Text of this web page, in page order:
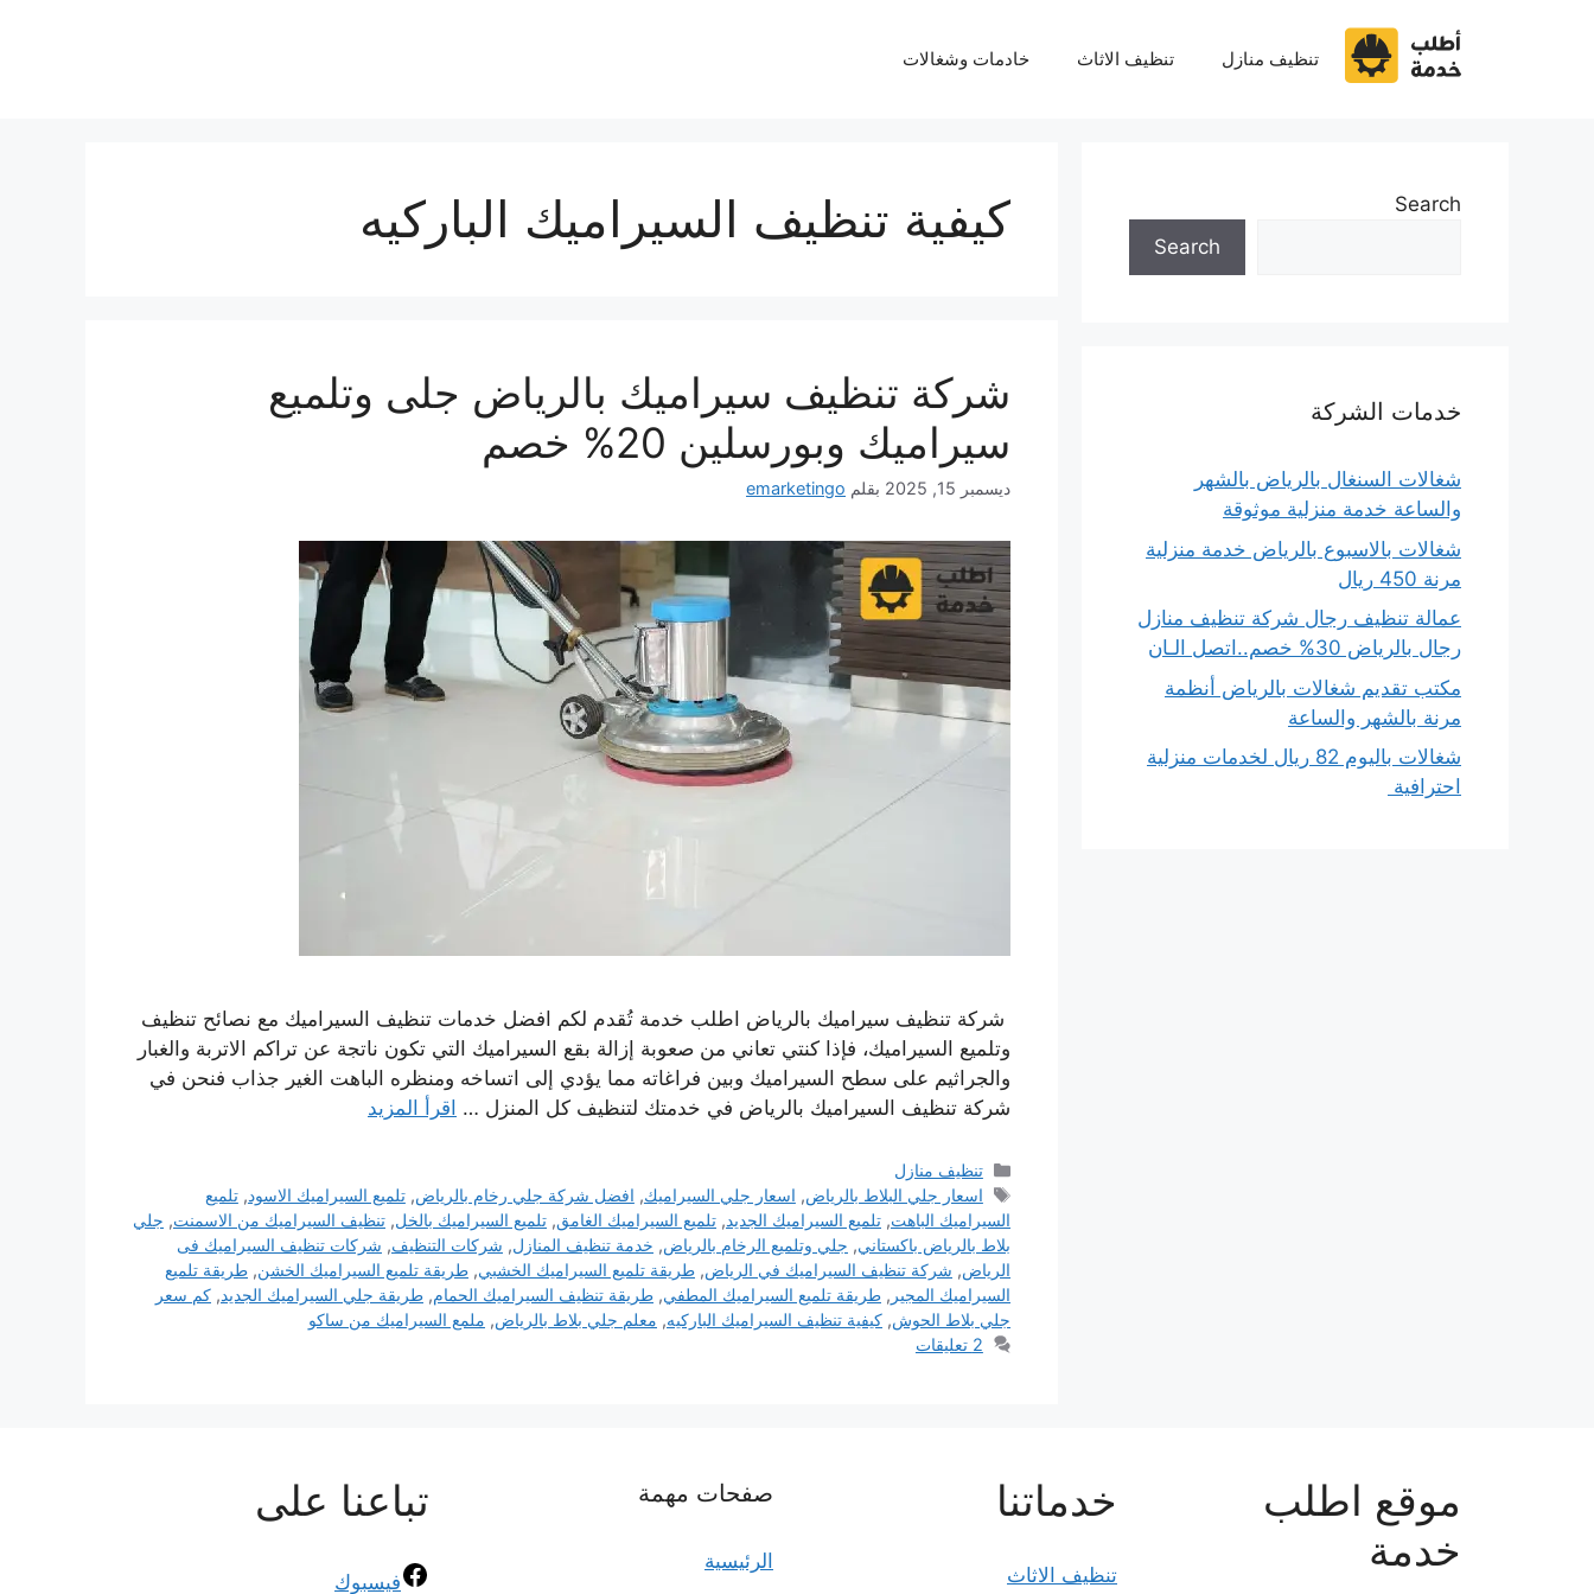
تنظيف منازل تنظيف الاثاث خادمات وشغالات
كيفية تنظيف السيراميك الباركيه
شركة تنظيف سيراميك بالرياض جلى وتلميع
سيراميك وبورسلين 20% خصم
ديسمبر 15, 2025 بقلم emarketingo
شركة تنظيف سيراميك بالرياض اطلب خدمة تُقدم لكم افضل خدمات تنظيف السيراميك مع نصائح تنظيف
وتلميع السيراميك، فإذا كنتي تعاني من صعوبة إزالة بقع السيراميك التي تكون ناتجة عن تراكم الاتربة والغبار
والجراثيم على سطح السيراميك وبين فراغاته مما يؤدي إلى اتساخه ومنظره الباهت الغير جذاب فنحن في
شركة تنظيف السيراميك بالرياض في خدمتك لتنظيف كل المنزل … اقرأ المزيد
التصنيفات
تنظيف منازل
الوسوم
اسعار جلي البلاط بالرياض, اسعار جلي السيراميك, افضل شركة جلي رخام بالرياض,تلميع السيراميك الاسود,تلميع
السيراميك الباهت, تلميع السيراميك الجديد, تلميع السيراميك الغامق, تلميع السيراميك بالخل, تنظيف السيراميك من الاسمنت, جلي
بلاط بالرياض باكستاني, جلي وتلميع الرخام بالرياض, خدمة تنظيف المنازل, شركات التنظيف, شركات تنظيف السيراميك فى
الرياض, شركة تنظيف السيراميك في الرياض, طريقة تلميع السيراميك الخشبي, طريقة تلميع السيراميك الخشن, طريقة تلميع
السيراميك المجير , طريقة تلميع السيراميك المطفي, طريقة تنظيف السيراميك الحمام, طريقة جلي السيراميك الجديد, كم سعر
جلي بلاط الحوش, كيفية تنظيف السيراميك الباركيه, معلم جلي بلاط بالرياض, ملمع السيراميك من ساكو
2 تعليقات
Search
Search
خدمات الشركة
شغالات السنغال بالرياض بالشهر
والساعة خدمة منزلية موثوقة
شغالات بالاسبوع بالرياض خدمة منزلية
مرنة 450 ريال
عمالة تنظيف رجال شركة تنظيف منازل
رجال بالرياض 30% خصم..اتصل الـان
مكتب تقديم شغالات بالرياض أنظمة
مرنة بالشهر والساعة
شغالات باليوم 82 ريال لخدمات منزلية
احترافية
موقع اطلب
خدمة
خدماتنا
تنظيف الاثاث
صفحات مهمة
الرئيسية
تباعنا على
فيسبوك